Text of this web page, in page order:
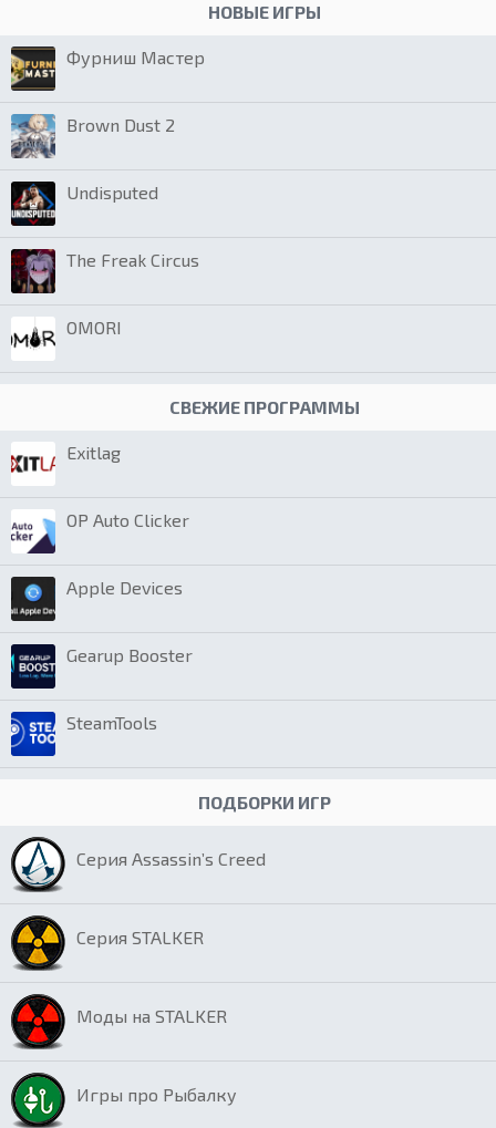
НОВЫЕ ИГРЫ
Фурниш Мастер
Brown Dust 2
Undisputed
The Freak Circus
OMORI
СВЕЖИЕ ПРОГРАММЫ
Exitlag
OP Auto Clicker
Apple Devices
Gearup Booster
SteamTools
ПОДБОРКИ ИГР
Серия Assassin’s Creed
Серия STALKER
Моды на STALKER
Игры про Рыбалку